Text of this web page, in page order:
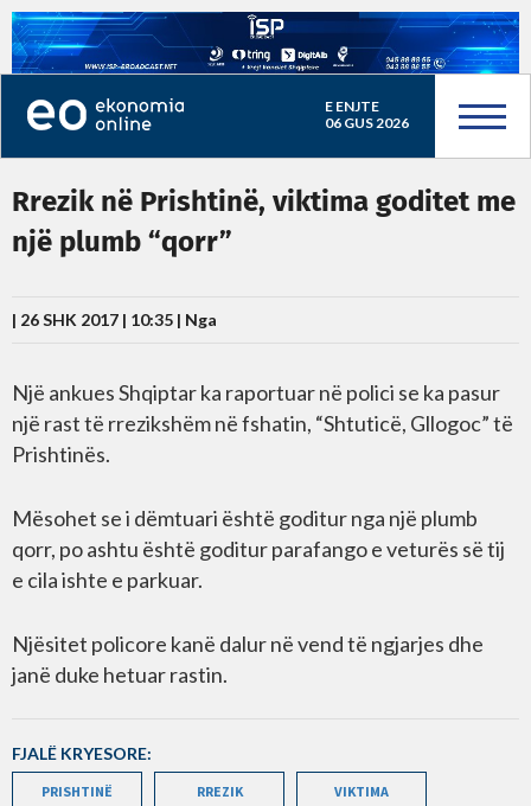
E ENJTE
06 GUS 2026
Rrezik në Prishtinë, viktima goditet me
një plumb “qorr”
| 26 SHK 2017 | 10:35 | Nga
Një ankues Shqiptar ka raportuar në polici se ka pasur
një rast të rrezikshëm në fshatin, “Shtuticë, Gllogoc” të
Prishtinës.
Mësohet se i dëmtuari është goditur nga një plumb
qorr, po ashtu është goditur parafango e veturës së tij
e cila ishte e parkuar.
Njësitet policore kanë dalur në vend të ngjarjes dhe
janë duke hetuar rastin.
FJALË KRYESORE:
PRISHTINË RREZIK VIKTIMA